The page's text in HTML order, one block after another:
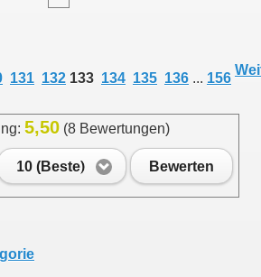
131 132 133 134 135 136 ... 156
5,50 (8 Bewertungen)
10 (Beste) Bewerten